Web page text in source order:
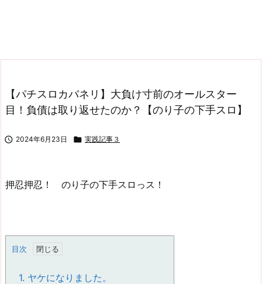
【パチスロカバネリ】大負け寸前のオールスター
目！負債は取り返せたのか？【のり子の下手スロ】
 2024年6月23日  実践記事３
押忍押忍！ のり子の下手スロっス！
目次
1. ヤケになりました。